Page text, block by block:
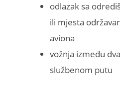
odlazak sa
ili mjesta
aviona
vožnja između
službenom putu